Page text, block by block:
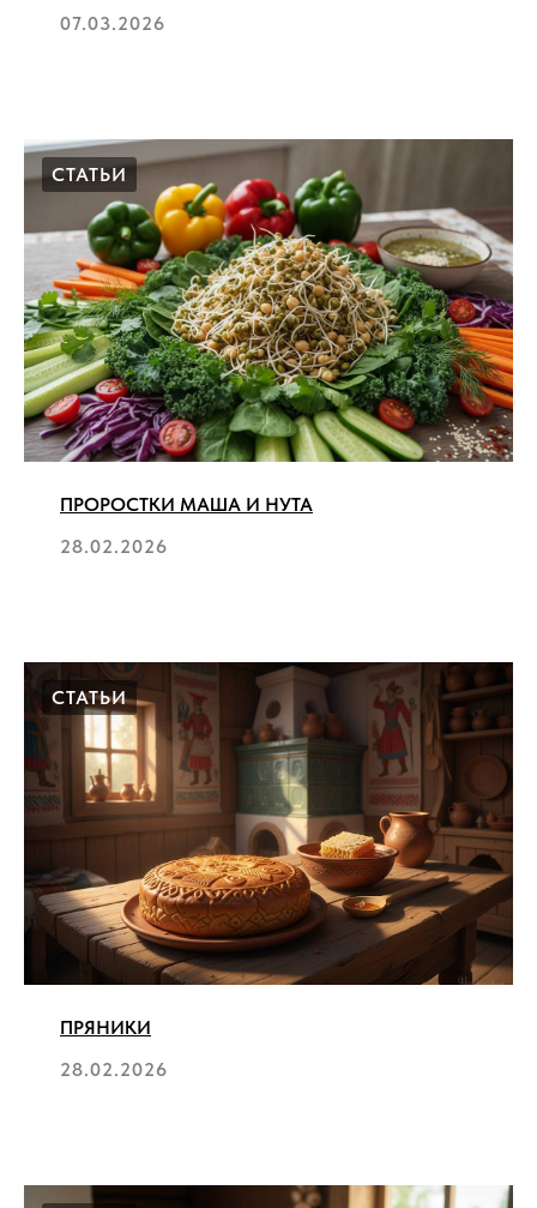
07.03.2026
СТАТЬИ
ПРОРОСТКИ МАША И НУТА
28.02.2026
СТАТЬИ
ПРЯНИКИ
28.02.2026